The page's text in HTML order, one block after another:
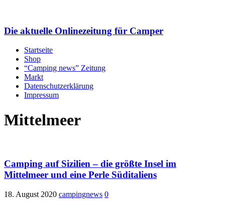
Die aktuelle Onlinezeitung für Camper
Startseite
Shop
“Camping news” Zeitung
Markt
Datenschutzerklärung
Impressum
Mittelmeer
Camping auf Sizilien – die größte Insel im
Mittelmeer und eine Perle Süditaliens
18. August 2020 campingnews 0